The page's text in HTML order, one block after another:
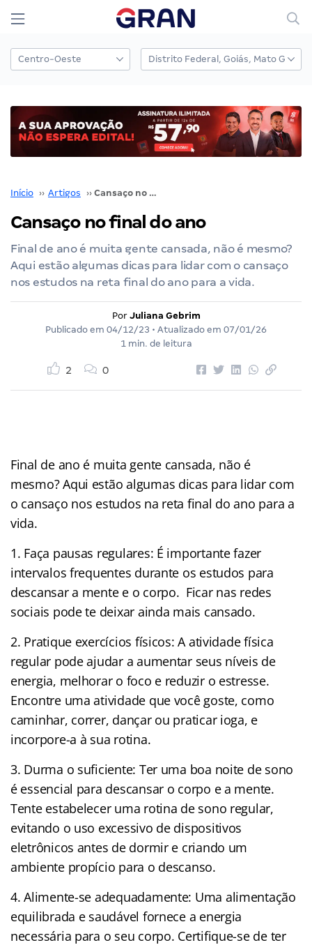
Início ›› Artigos ›› Cansaço no final do ano
Cansaço no final do ano
Final de ano é muita gente cansada, não é mesmo?
Aqui estão algumas dicas para lidar com o cansaço
nos estudos na reta final do ano para a vida.
Por Juliana Gebrim
Publicado em 04/12/23 • Atualizado em 07/01/26
1 min. de leitura
2 0
Final de ano é muita gente cansada, não é
mesmo? Aqui estão algumas dicas para lidar com
o cansaço nos estudos na reta final do ano para a
vida.
1. Faça pausas regulares: É importante fazer
intervalos frequentes durante os estudos para
descansar a mente e o corpo. Ficar nas redes
sociais pode te deixar ainda mais cansado.
2. Pratique exercícios físicos: A atividade física
regular pode ajudar a aumentar seus níveis de
energia, melhorar o foco e reduzir o estresse.
Encontre uma atividade que você goste, como
caminhar, correr, dançar ou praticar ioga, e
incorpore-a à sua rotina.
3. Durma o suficiente: Ter uma boa noite de sono
é essencial para descansar o corpo e a mente.
Tente estabelecer uma rotina de sono regular,
evitando o uso excessivo de dispositivos
eletrônicos antes de dormir e criando um
ambiente propício para o descanso.
4. Alimente-se adequadamente: Uma alimentação
equilibrada e saudável fornece a energia
necessária para o seu corpo. Certifique-se de ter